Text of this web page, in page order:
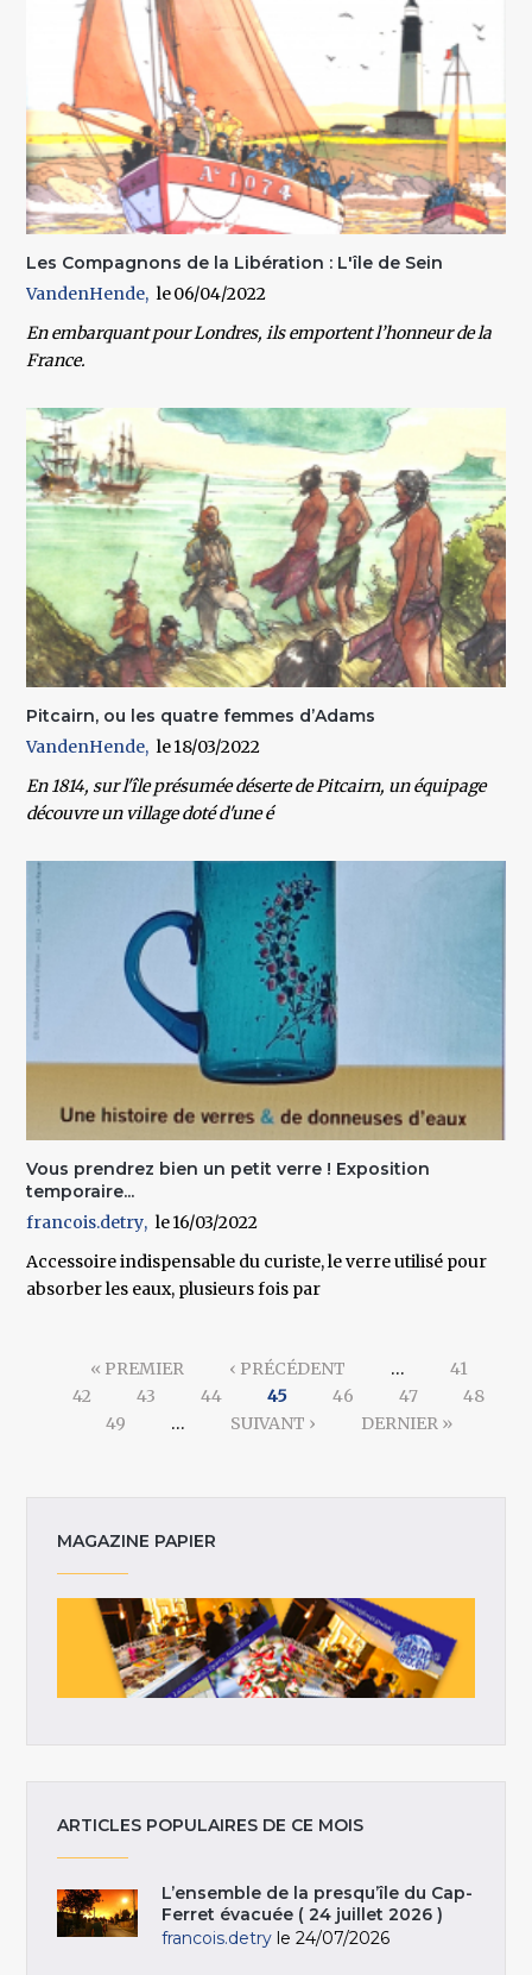
Les Compagnons de la Libération : L'île de Sein
VandenHende
06/04/2022
En embarquant pour Londres, ils emportent l’honneur de la
France.
Pitcairn, ou les quatre femmes d’Adams
VandenHende
18/03/2022
En 1814, sur l'île présumée déserte de Pitcairn, un équipage
découvre un village doté d'une é
Vous prendrez bien un petit verre ! Exposition
temporaire...
francois.detry
16/03/2022
Accessoire indispensable du curiste, le verre utilisé pour
absorber les eaux, plusieurs fois par
« PREMIER ‹ PRÉCÉDENT …
41
42
43 44 45 46 47
48
49
… SUIVANT › DERNIER »
MAGAZINE PAPIER
ARTICLES POPULAIRES DE CE MOIS
L’ensemble de la presqu’île du Cap-
Ferret évacuée ( 24 juillet 2026 )
francois.detry le 24/07/2026